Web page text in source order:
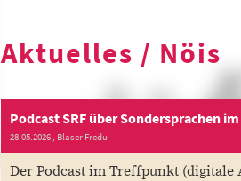
Aktuelles / Nöis
28.05.2026 , Blaser Fredu
Der Podcast im Treffpunkt (digitale